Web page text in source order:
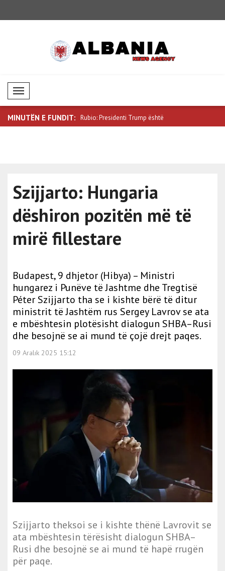
Mobil Menü
MINUTËN E FUNDIT:
i marrëveshjes së pa.. Rubio: Presidenti Trump është
Szijjarto: Hungaria
dëshiron pozitën më të
mirë fillestare
Budapest, 9 dhjetor (Hibya) – Ministri
hungarez i Punëve të Jashtme dhe Tregtisë
Péter Szijjarto tha se i kishte bërë të ditur
ministrit të Jashtëm rus Sergey Lavrov se ata
e mbështesin plotësisht dialogun SHBA–Rusi
dhe besojnë se ai mund të çojë drejt paqes.
09 Aralık 2025 15:12
Szijjarto theksoi se i kishte thënë Lavrovit se
ata mbështesin tërësisht dialogun SHBA–
Rusi dhe besojnë se ai mund të hapë rrugën
për paqe.